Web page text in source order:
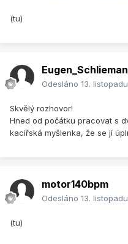
(tu)
Odesláno 13.
Skvělý rozhovor!
Hned od počátku pracovat s
kacířská myšlenka, že se jí
motor140bpm
Odesláno 13.
(tu)